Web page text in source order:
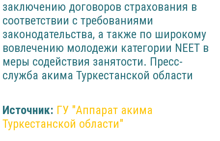
заключению договоров страхования в
соответствии с требованиями
законодательства, а также по широкому
вовлечению молодежи категории NEET в
меры содействия занятости. Пресс-
служба акима Туркестанской области
Источник: ГУ "Аппарат акима
Туркестанской области"